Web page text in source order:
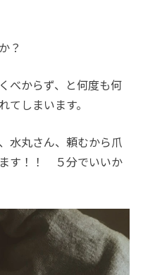
？
べからず、と何度も何
しまいます。
水丸さん、頼むから爪
す！！ ５分でいいか